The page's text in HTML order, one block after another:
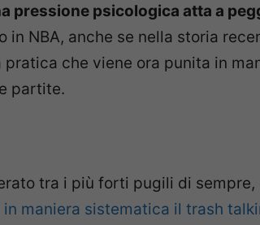
pressione psicologica atta a
in NBA, anche se nella storia
che viene ora punita in
partite.
tra i più forti pugili di sempre,
maniera sistematica il trash